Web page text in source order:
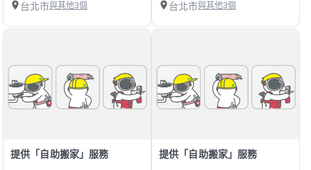
台北市與其他3個 台北市與其他3個
提供「自助搬家」服務 提供「自助搬家」服務